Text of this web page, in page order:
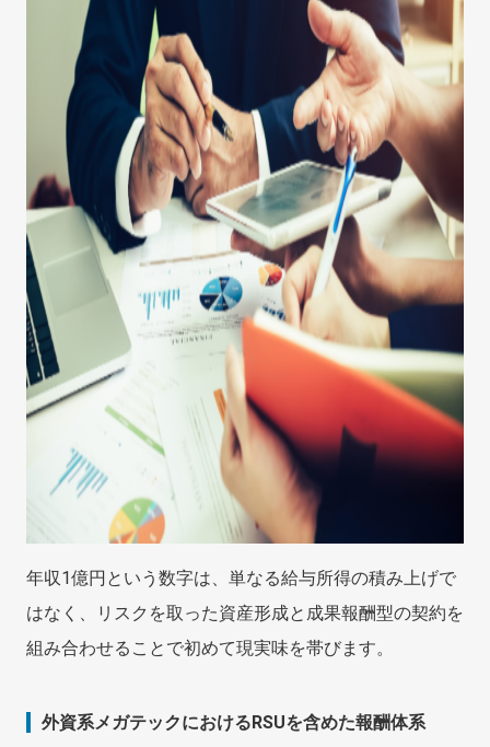
年収1億円という数字は、単なる給与所得の積み上げで
はなく、リスクを取った資産形成と成果報酬型の契約を
組み合わせることで初めて現実味を帯びます。
外資系メガテックにおけるRSUを含めた報酬体系